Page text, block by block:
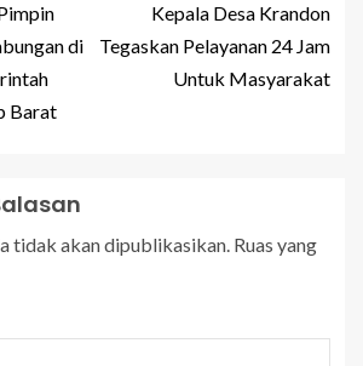
di
Barat
Kepala Desa Krandon
Tegaskan Pelayanan 24 Jam
Untuk Masyarakat
tidak akan dipublikasikan. Ruas yang